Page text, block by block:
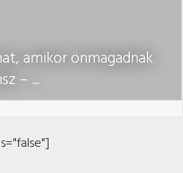
amikor önmagadnak
– ...